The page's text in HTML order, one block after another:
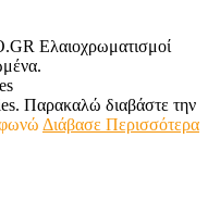
Ελαιοχρωματισμοί
Παρακαλώ διαβάστε την
Διάβασε Περισσότερα